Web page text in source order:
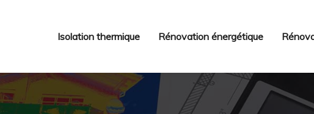
Isolation thermique Rénovation énergétique